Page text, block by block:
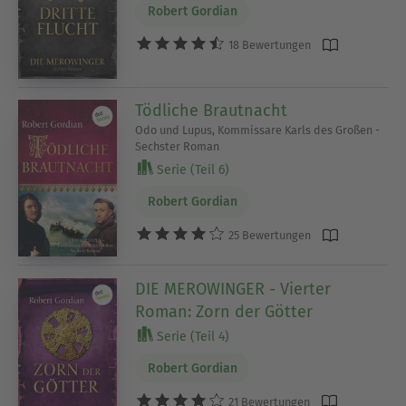
Robert Gordian
18 Bewertungen
Tödliche Brautnacht
Odo und Lupus, Kommissare Karls des Großen -
Sechster Roman
Serie (Teil 6)
Robert Gordian
25 Bewertungen
DIE MEROWINGER - Vierter
Roman: Zorn der Götter
Serie (Teil 4)
Robert Gordian
21 Bewertungen